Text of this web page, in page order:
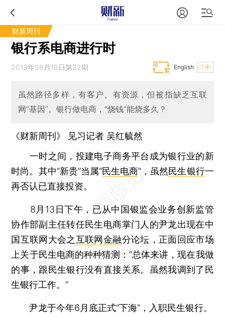
财新周刊
银行系电商进行时
2013年08月19日第32期 T中
English
虽然路径多样，有客户、有资源，但被指缺乏互联
网“基因”。银行做电商，“烧钱”能烧多久？
《财新周刊》 见习记者 吴红毓然
一时之间，投建电子商务平台成为银行业的新
时尚。其中“新贵”当属“民生电商”，虽然民生银行一
再否认已直接投资。
8月13日下午，已从中国银监会业务创新监管
协作部副主任转任民生电商掌门人的尹龙出现在中
国互联网大会之互联网金融分论坛，正面回应市场
上关于民生电商的种种猜测：“总体来讲，现在我做
的事，跟民生银行没有直接关系。虽然我调到了民
生银行工作。”
尹龙于今年6月底正式“下海”，入职民生银行。